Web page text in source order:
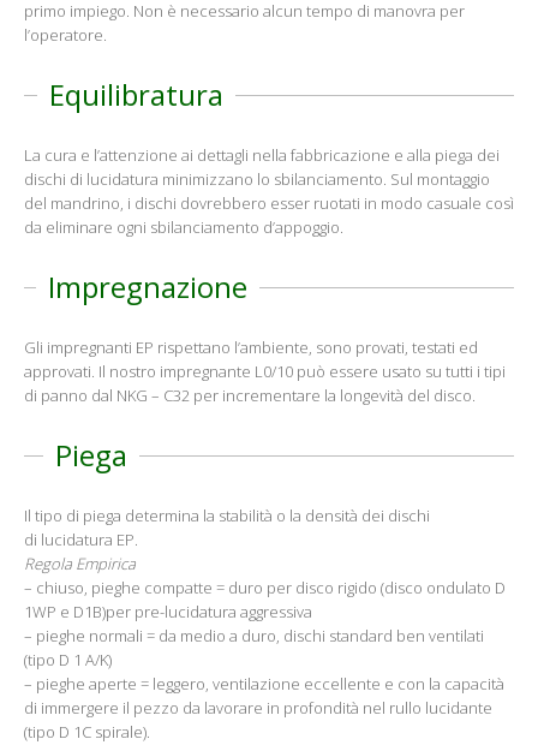
primo impiego. Non è necessario alcun tempo di manovra per
l’operatore.
Equilibratura
La cura e l’attenzione ai dettagli nella fabbricazione e alla piega dei
dischi di lucidatura minimizzano lo sbilanciamento. Sul montaggio
del mandrino, i dischi dovrebbero esser ruotati in modo casuale così
da eliminare ogni sbilanciamento d’appoggio.
Impregnazione
Gli impregnanti EP rispettano l’ambiente, sono provati, testati ed
approvati. Il nostro impregnante L0/10 può essere usato su tutti i tipi
di panno dal NKG – C32 per incrementare la longevità del disco.
Piega
Il tipo di piega determina la stabilità o la densità dei dischi
di lucidatura EP.
Regola Empirica
– chiuso, pieghe compatte = duro per disco rigido (disco ondulato D
1WP e D1B)per pre-lucidatura aggressiva
– pieghe normali = da medio a duro, dischi standard ben ventilati
(tipo D 1 A/K)
– pieghe aperte = leggero, ventilazione eccellente e con la capacità
di immergere il pezzo da lavorare in profondità nel rullo lucidante
(tipo D 1C spirale).